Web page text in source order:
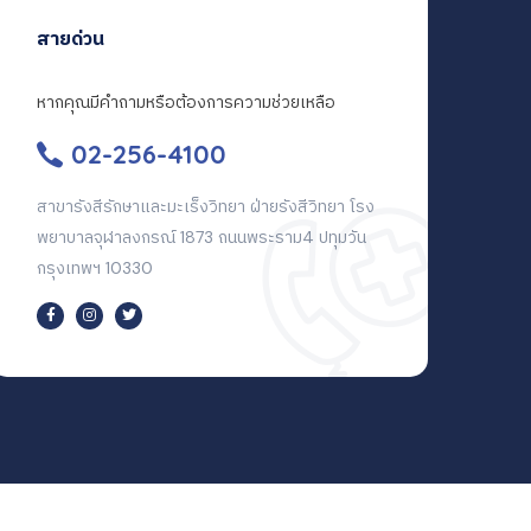
สายด่วน
หากคุณมีคำถามหรือต้องการความช่วยเหลือ
02-256-4100
สาขารังสีรักษาและมะเร็งวิทยา ฝ่ายรังสีวิทยา โรง
พยาบาลจุฬาลงกรณ์ 1873 ถนนพระราม4 ปทุมวัน
กรุงเทพฯ 10330